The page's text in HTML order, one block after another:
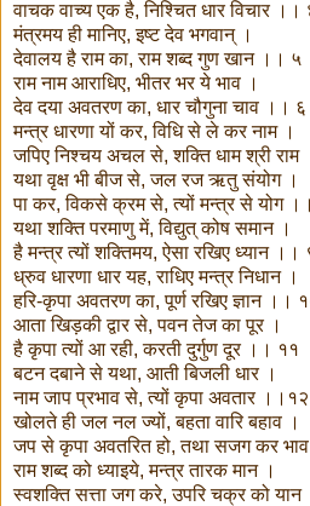
वाचक वाच्य एक है, निश्चित धार विचार ।।
मंत्रमय ही मानिए, इष्ट देव भगवान् ।
देवालय है राम का, राम शब्द गुण खान ।। ५
राम नाम आराधिए, भीतर भर ये भाव ।
देव दया अवतरण का, धार चौगुना चाव ।।
मन्त्र धारणा यों कर, विधि से ले कर नाम ।
जपिए निश्चय अचल से, शक्ति धाम श्री
यथा वृक्ष भी बीज से, जल रज ऋतु संयोग ।
पा कर, विकसे क्रम से, त्यों मन्त्र से योग
यथा शक्ति परमाणु में, विद्युत् कोष समान ।
है मन्त्र त्यों शक्तिमय, ऐसा रखिए ध्यान ।।
ध्रुव धारणा धार यह, राधिए मन्त्र निधान ।
हरि-कृपा अवतरण का, पूर्ण रखिए ज्ञान ।।
आता खिड़की द्वार से, पवन तेज का पूर ।
है कृपा त्यों आ रही, करती दुर्गुण दूर ।। ११
बटन दबाने से यथा, आती बिजली धार ।
नाम जाप प्रभाव से, त्यों कृपा अवतार
खोलते ही जल नल ज्यों, बहता वारि बहाव ।
जप से कृपा अवतरित हो, तथा सजग कर
राम शब्द को ध्याइये, मन्त्र तारक मान ।
स्वशक्ति सत्ता जग करे, उपरि चक्र को